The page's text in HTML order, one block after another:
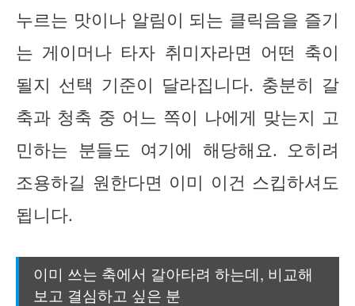
누르는 맛이나 알림이 되는 클릭음을 즐기
는 게이머나 타자 취미자라면 어떤 축이
될지 선택 기준이 달라집니다. 충분히 갈
축과 청축 중 어느 쪽이 나에게 맞는지 고
민하는 분들도 여기에 해당해요. 오히려
조용하길 원한다면 이미 이건 스킵하셔도
됩니다.
이미 쓰는 축에서 갈아타려 하는데, 비교해
보고 결심하고 싶은 분